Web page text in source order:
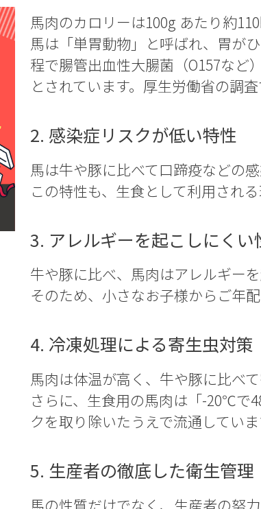
馬肉のカロリーは100g あたり約
馬は「単胃動物」と呼ばれ、胃が
程で腸管出血性大腸菌（O157など
とされています。厚生労働省の調
2. 感染症リスクが低い特性
馬は牛や豚に比べて口蹄疫などの
この特性も、生食として利用される
3. アレルギーを起こしにくい
牛や豚に比べ、馬肉はアレルギー
そのため、小さなお子様からご年
4. 冷凍処理による寄生虫対策
馬肉は体温が高く、牛や豚に比べ
さらに、生食用の馬肉は「-20℃で
クを取り除いたうえで流通していま
5. 生産者の徹底した衛生管理
馬の性質だけでなく、生産者の努力